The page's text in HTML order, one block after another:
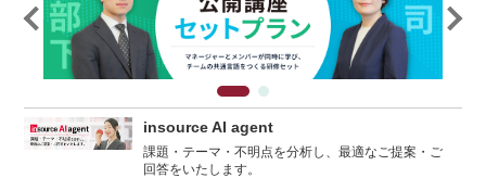
insource AI agent
課題・テーマ・不明点を分析し、最適なご提案・ご
回答をいたします。